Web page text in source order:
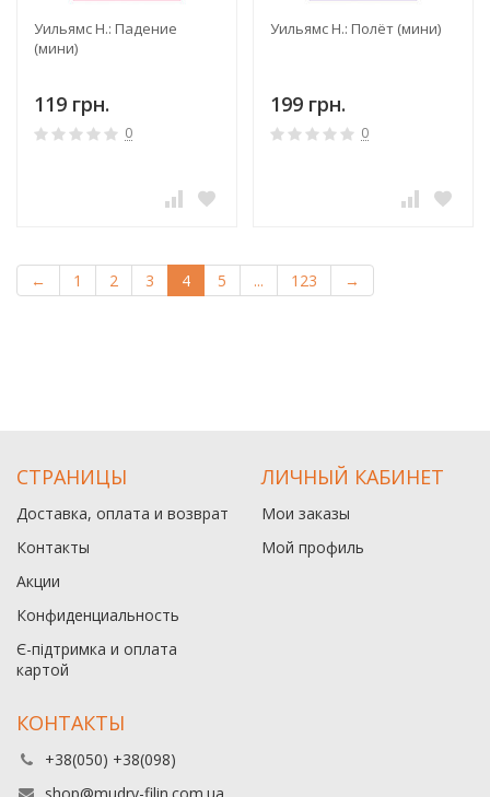
Уильямс Н.: Падение
(мини)
119 грн.
0
Уильямс Н.: Полёт (мини)
199 грн.
0
← 1 2 3 4 5 ... 123 →
СТРАНИЦЫ
Доставка, оплата и возврат
Контакты
Акции
Конфиденциальность
Є-підтримка и оплата
картой
ЛИЧНЫЙ КАБИНЕТ
Мои заказы
Мой профиль
КОНТАКТЫ
+38(050) +38(098)